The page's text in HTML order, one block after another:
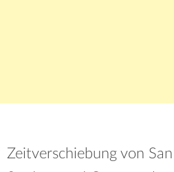
Zeitverschiebung von